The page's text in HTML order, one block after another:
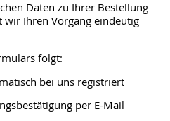
Daten zu Ihrer Bestellung
wir Ihren Vorgang eindeutig
folgt:
bei uns registriert
per E-Mail